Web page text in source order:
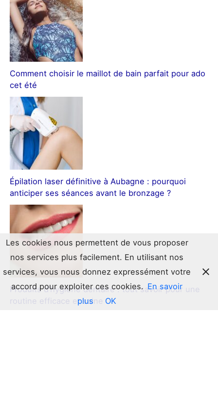
Comment choisir le maillot de bain parfait pour ado
cet été
Épilation laser définitive à Aubagne : pourquoi
anticiper ses séances avant le bronzage ?
Produits d’hygiène dentaire : tout savoir pour une
routine efficace et saine
Les cookies nous permettent de vous proposer
nos services plus facilement. En utilisant nos
services, vous nous donnez expressément votre
accord pour exploiter ces cookies. En savoir
plus
OK